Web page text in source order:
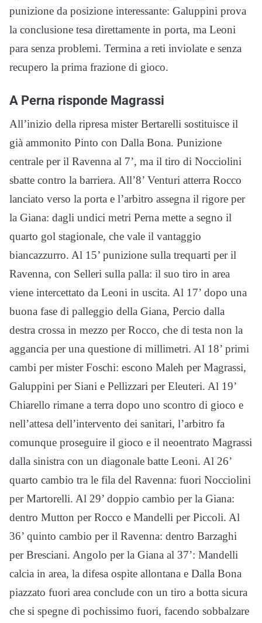
punizione da posizione interessante: Galuppini prova
la conclusione tesa direttamente in porta, ma Leoni
para senza problemi. Termina a reti inviolate e senza
recupero la prima frazione di gioco.
A Perna risponde Magrassi
All’inizio della ripresa mister Bertarelli sostituisce il
già ammonito Pinto con Dalla Bona. Punizione
centrale per il Ravenna al 7’, ma il tiro di Nocciolini
sbatte contro la barriera. All’8’ Venturi atterra Rocco
lanciato verso la porta e l’arbitro assegna il rigore per
la Giana: dagli undici metri Perna mette a segno il
quarto gol stagionale, che vale il vantaggio
biancazzurro. Al 15’ punizione sulla trequarti per il
Ravenna, con Selleri sulla palla: il suo tiro in area
viene intercettato da Leoni in uscita. Al 17’ dopo una
buona fase di palleggio della Giana, Percio dalla
destra crossa in mezzo per Rocco, che di testa non la
aggancia per una questione di millimetri. Al 18’ primi
cambi per mister Foschi: escono Maleh per Magrassi,
Galuppini per Siani e Pellizzari per Eleuteri. Al 19’
Chiarello rimane a terra dopo uno scontro di gioco e
nell’attesa dell’intervento dei sanitari, l’arbitro fa
comunque proseguire il gioco e il neoentrato Magrassi
dalla sinistra con un diagonale batte Leoni. Al 26’
quarto cambio tra le fila del Ravenna: fuori Nocciolini
per Martorelli. Al 29’ doppio cambio per la Giana:
dentro Mutton per Rocco e Mandelli per Piccoli. Al
36’ quinto cambio per il Ravenna: dentro Barzaghi
per Bresciani. Angolo per la Giana al 37’: Mandelli
calcia in area, la difesa ospite allontana e Dalla Bona
piazzato fuori area conclude con un tiro a botta sicura
che si spegne di pochissimo fuori, facendo sobbalzare